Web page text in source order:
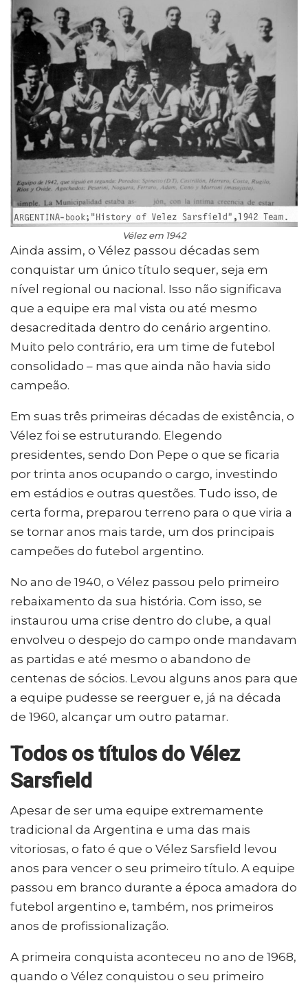
Vélez em 1942
Ainda assim, o Vélez passou décadas sem
conquistar um único título sequer, seja em
nível regional ou nacional. Isso não significava
que a equipe era mal vista ou até mesmo
desacreditada dentro do cenário argentino.
Muito pelo contrário, era um time de futebol
consolidado – mas que ainda não havia sido
campeão.
Em suas três primeiras décadas de existência, o
Vélez foi se estruturando. Elegendo
presidentes, sendo Don Pepe o que se ficaria
por trinta anos ocupando o cargo, investindo
em estádios e outras questões. Tudo isso, de
certa forma, preparou terreno para o que viria a
se tornar anos mais tarde, um dos principais
campeões do futebol argentino.
No ano de 1940, o Vélez passou pelo primeiro
rebaixamento da sua história. Com isso, se
instaurou uma crise dentro do clube, a qual
envolveu o despejo do campo onde mandavam
as partidas e até mesmo o abandono de
centenas de sócios. Levou alguns anos para que
a equipe pudesse se reerguer e, já na década
de 1960, alcançar um outro patamar.
Todos os títulos do Vélez
Sarsfield
Apesar de ser uma equipe extremamente
tradicional da Argentina e uma das mais
vitoriosas, o fato é que o Vélez Sarsfield levou
anos para vencer o seu primeiro título. A equipe
passou em branco durante a época amadora do
futebol argentino e, também, nos primeiros
anos de profissionalização.
A primeira conquista aconteceu no ano de 1968,
quando o Vélez conquistou o seu primeiro